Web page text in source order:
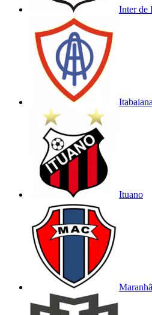
Inter de
Itabaiana
Ituano